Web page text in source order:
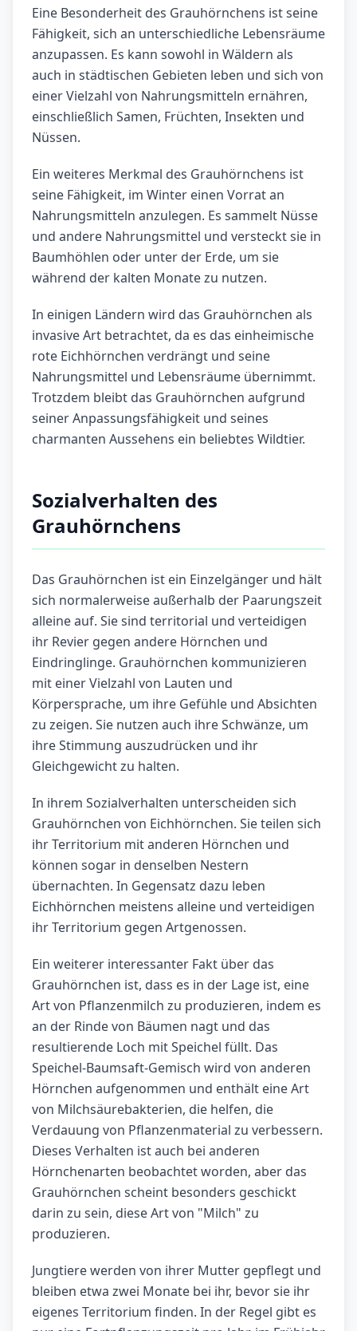
Eine Besonderheit des Grauhörnchens ist seine
Fähigkeit, sich an unterschiedliche Lebensräume
anzupassen. Es kann sowohl in Wäldern als
auch in städtischen Gebieten leben und sich von
einer Vielzahl von Nahrungsmitteln ernähren,
einschließlich Samen, Früchten, Insekten und
Nüssen.
Ein weiteres Merkmal des Grauhörnchens ist
seine Fähigkeit, im Winter einen Vorrat an
Nahrungsmitteln anzulegen. Es sammelt Nüsse
und andere Nahrungsmittel und versteckt sie in
Baumhöhlen oder unter der Erde, um sie
während der kalten Monate zu nutzen.
In einigen Ländern wird das Grauhörnchen als
invasive Art betrachtet, da es das einheimische
rote Eichhörnchen verdrängt und seine
Nahrungsmittel und Lebensräume übernimmt.
Trotzdem bleibt das Grauhörnchen aufgrund
seiner Anpassungsfähigkeit und seines
charmanten Aussehens ein beliebtes Wildtier.
Sozialverhalten des
Grauhörnchens
Das Grauhörnchen ist ein Einzelgänger und hält
sich normalerweise außerhalb der Paarungszeit
alleine auf. Sie sind territorial und verteidigen
ihr Revier gegen andere Hörnchen und
Eindringlinge. Grauhörnchen kommunizieren
mit einer Vielzahl von Lauten und
Körpersprache, um ihre Gefühle und Absichten
zu zeigen. Sie nutzen auch ihre Schwänze, um
ihre Stimmung auszudrücken und ihr
Gleichgewicht zu halten.
In ihrem Sozialverhalten unterscheiden sich
Grauhörnchen von Eichhörnchen. Sie teilen sich
ihr Territorium mit anderen Hörnchen und
können sogar in denselben Nestern
übernachten. In Gegensatz dazu leben
Eichhörnchen meistens alleine und verteidigen
ihr Territorium gegen Artgenossen.
Ein weiterer interessanter Fakt über das
Grauhörnchen ist, dass es in der Lage ist, eine
Art von Pflanzenmilch zu produzieren, indem es
an der Rinde von Bäumen nagt und das
resultierende Loch mit Speichel füllt. Das
Speichel-Baumsaft-Gemisch wird von anderen
Hörnchen aufgenommen und enthält eine Art
von Milchsäurebakterien, die helfen, die
Verdauung von Pflanzenmaterial zu verbessern.
Dieses Verhalten ist auch bei anderen
Hörnchenarten beobachtet worden, aber das
Grauhörnchen scheint besonders geschickt
darin zu sein, diese Art von "Milch" zu
produzieren.
Jungtiere werden von ihrer Mutter gepflegt und
bleiben etwa zwei Monate bei ihr, bevor sie ihr
eigenes Territorium finden. In der Regel gibt es